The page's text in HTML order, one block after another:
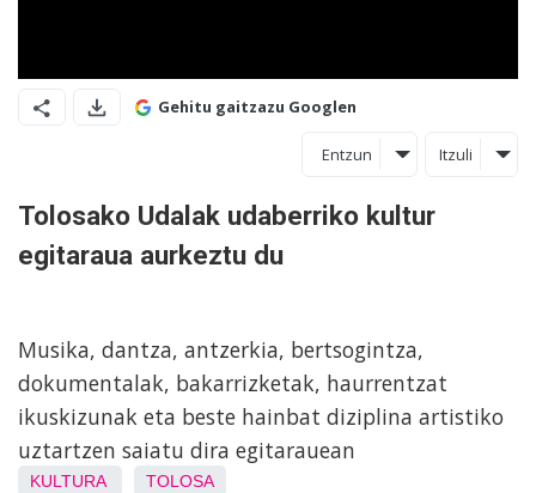
Gehitu gaitzazu Googlen
Entzun Itzuli
Tolosako Udalak udaberriko kultur
egitaraua aurkeztu du
Musika, dantza, antzerkia, bertsogintza,
dokumentalak, bakarrizketak, haurrentzat
ikuskizunak eta beste hainbat diziplina artistiko
uztartzen saiatu dira egitarauean
KULTURA TOLOSA